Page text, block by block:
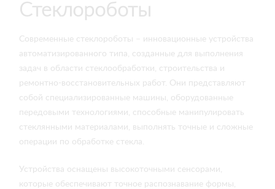
Стеклороботы
Современные стеклороботы – инновационные устройства
автоматизированного типа, созданные для выполнения
задач в области стеклообработки, строительства и
ремонтно-восстановительных работ. Они представляют
собой специализированные машины, оборудованные
передовыми технологиями, способные манипулировать
стеклянными материалами, выполнять точные и сложные
операции по обработке стекла.
Устройства оснащены высокоточными сенсорами,
которые обеспечивают точное распознавание формы,